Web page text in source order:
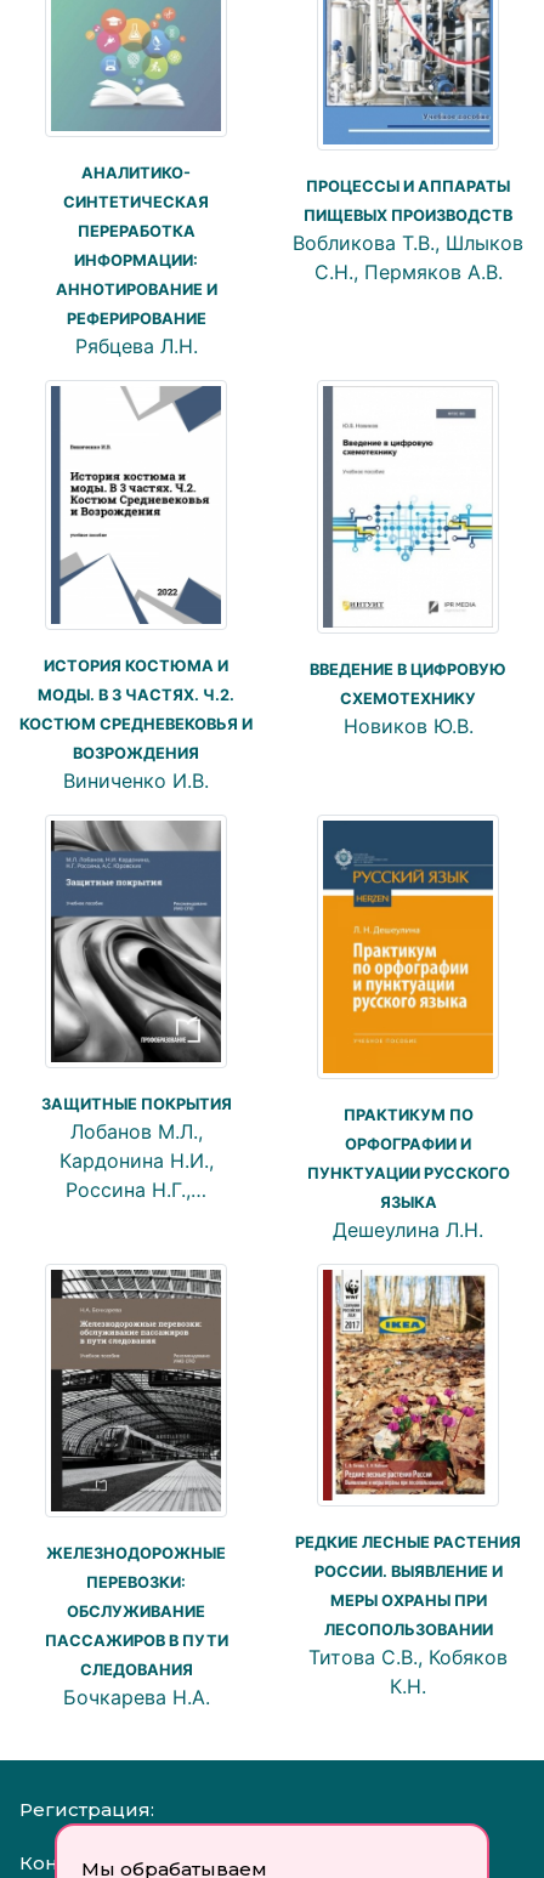
Мы обрабатываем
АНАЛИТИКО-
СИНТЕТИЧЕСКАЯ
ПЕРЕРАБОТКА
ИНФОРМАЦИИ:
АННОТИРОВАНИЕ И
РЕФЕРИРОВАНИЕ
Рябцева Л.Н.
ПРОЦЕССЫ И АППАРАТЫ
ПИЩЕВЫХ ПРОИЗВОДСТВ
Вобликова Т.В., Шлыков
С.Н., Пермяков А.В.
ИСТОРИЯ КОСТЮМА И
МОДЫ. В 3 ЧАСТЯХ. Ч.2.
КОСТЮМ СРЕДНЕВЕКОВЬЯ И
ВОЗРОЖДЕНИЯ
Виниченко И.В.
ВВЕДЕНИЕ В ЦИФРОВУЮ
СХЕМОТЕХНИКУ
Новиков Ю.В.
ЗАЩИТНЫЕ ПОКРЫТИЯ
Лобанов М.Л.,
Кардонина Н.И.,
Россина Н.Г.,…
ПРАКТИКУМ ПО
ОРФОГРАФИИ И
ПУНКТУАЦИИ РУССКОГО
ЯЗЫКА
Дешеулина Л.Н.
ЖЕЛЕЗНОДОРОЖНЫЕ
ПЕРЕВОЗКИ:
ОБСЛУЖИВАНИЕ
ПАССАЖИРОВ В ПУТИ
СЛЕДОВАНИЯ
Бочкарева Н.А.
РЕДКИЕ ЛЕСНЫЕ РАСТЕНИЯ
РОССИИ. ВЫЯВЛЕНИЕ И
МЕРЫ ОХРАНЫ ПРИ
ЛЕСОПОЛЬЗОВАНИИ
Титова С.В., Кобяков
К.Н.
Регистрация:
Контакты: